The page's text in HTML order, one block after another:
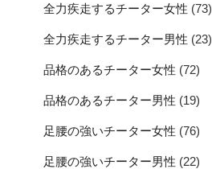
全力疾走するチーター女性 (73)
全力疾走するチーター男性 (23)
品格のあるチーター女性 (72)
品格のあるチーター男性 (19)
足腰の強いチーター女性 (76)
足腰の強いチーター男性 (22)